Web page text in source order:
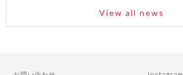
View all news